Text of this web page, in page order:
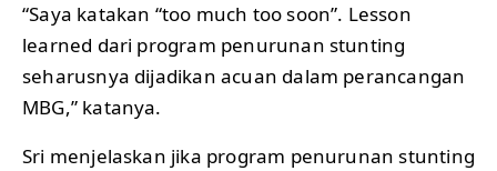
“Saya katakan “too much too soon”. Lesson
learned dari program penurunan stunting
seharusnya dijadikan acuan dalam perancangan
MBG,” katanya.
Sri menjelaskan jika program penurunan stunting